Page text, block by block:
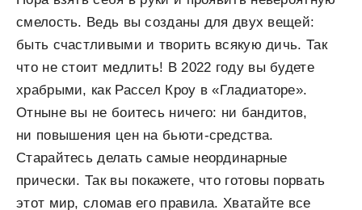
смелость. Ведь вы созданы для двух вещей:
быть счастливыми и творить всякую дичь. Так
что не стоит медлить! В 2022 году вы будете
храбрыми, как Рассел Кроу в «Гладиаторе».
Отныне вы не боитесь ничего: ни бандитов,
ни повышения цен на бьюти-средства.
Старайтесь делать самые неординарные
прически. Так вы покажете, что готовы порвать
этот мир, сломав его правила. Хватайте все